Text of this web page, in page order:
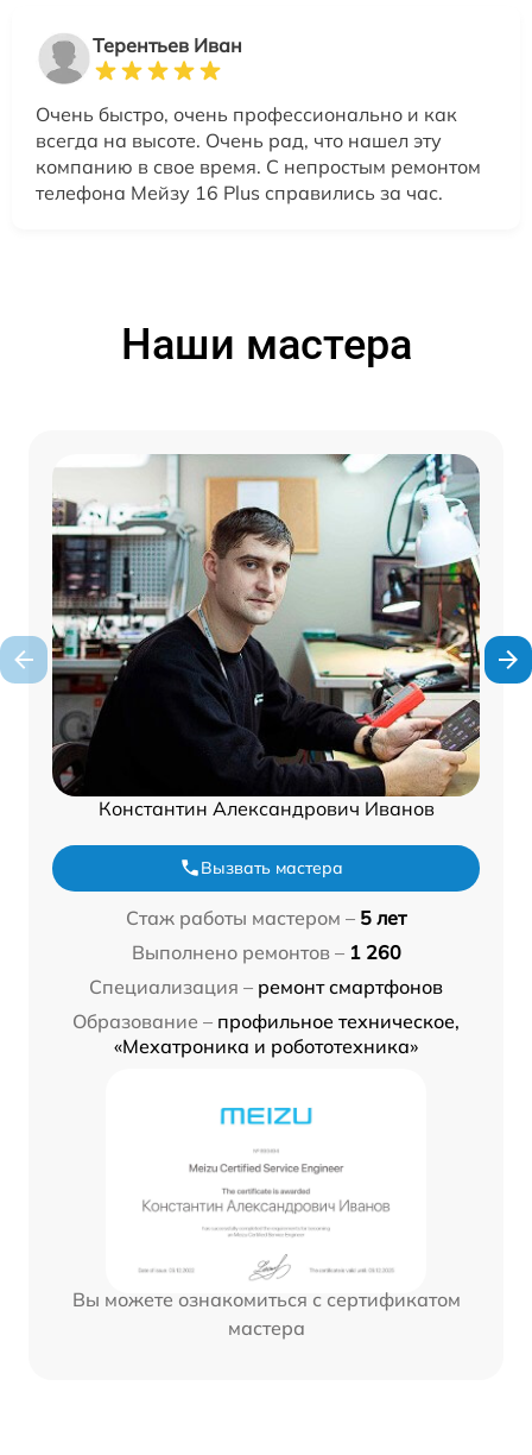
Терентьев Иван
Очень быстро, очень профессионально и как
всегда на высоте. Очень рад, что нашел эту
компанию в свое время. С непростым ремонтом
телефона Мейзу 16 Plus справились за час.
Наши мастера
Константин Александрович Иванов
Вызвать мастера
Стаж работы мастером – 5 лет
Выполнено ремонтов – 1 260
Специализация – ремонт смартфонов
Образование – профильное техническое,
«Мехатроника и робототехника»
Вы можете ознакомиться с сертификатом
мастера